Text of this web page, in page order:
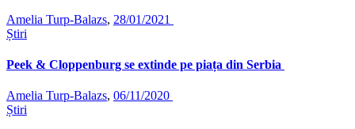
Amelia Turp-Balazs, 28/01/2021
Știri
Peek & Cloppenburg se extinde pe piața din Serbia
Amelia Turp-Balazs, 06/11/2020
Știri